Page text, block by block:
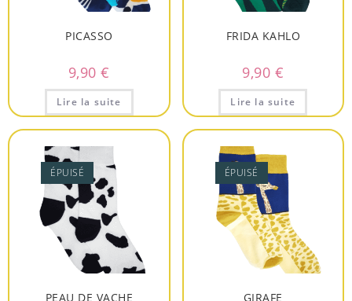
PICASSO
9,90€
Lire la suite
FRIDA KAHLO
9,90 €
Lire la suite
ÉPUISÉ
PEAU DE VACHE
ÉPUISÉ
GIRAFE